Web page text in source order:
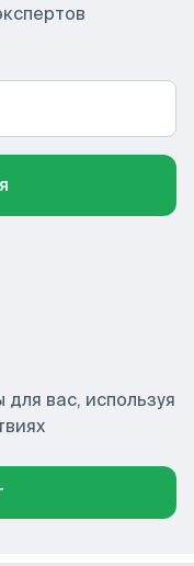
вас, используя